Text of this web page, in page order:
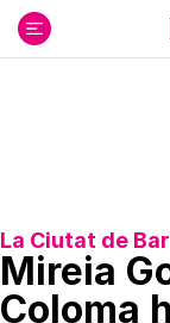
contenido
La Ciutat de
Mireia
Coloma